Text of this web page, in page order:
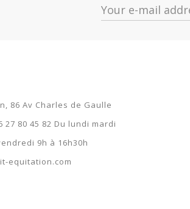
86 Av Charles de Gaulle
27 80 45 82 Du lundi mardi
9h à 16h30h
equitation.com